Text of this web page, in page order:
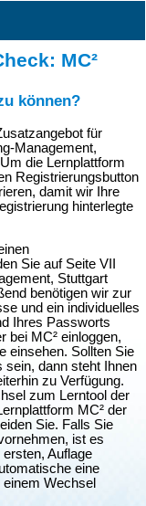
MC²
können?
für
Management,
die Lernplattform
Registrierungsbutton
damit wir Ihre
hinterlegte
Sie auf Seite VII
Stuttgart
benötigen wir zur
und ein individuelles
Ihres Passworts
bei MC² einloggen,
einsehen. Sollten Sie
sein, dann steht Ihnen
zu Verfügung.
zum Lerntool der
MC² der
Sie. Falls Sie
ist es
Auflage
eine
Wechsel